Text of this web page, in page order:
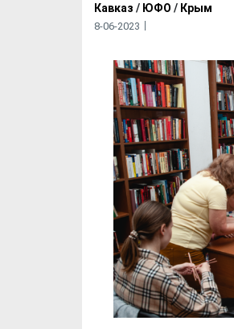
Кавказ / ЮФО / Крым
8-06-2023